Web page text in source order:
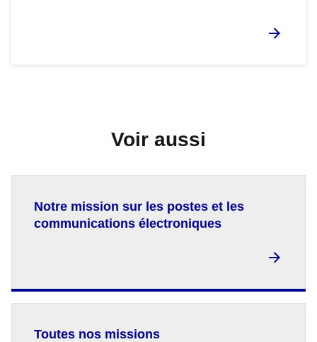
Voir aussi
Notre mission sur les postes et les
communications électroniques
Toutes nos missions